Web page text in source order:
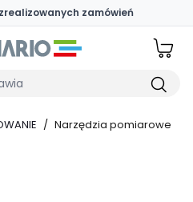
zamówień
/ Narzędzia pomiarowe